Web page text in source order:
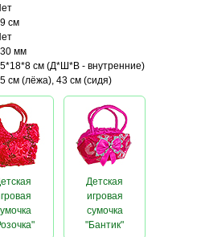
см
мм
см (Д*Ш*В - внутренние)
см (лёжа), 43 см (сидя)
Детская
игровая
сумочка
"Бантик"